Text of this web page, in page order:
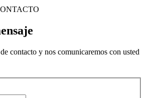
contacto y nos comunicaremos con usted